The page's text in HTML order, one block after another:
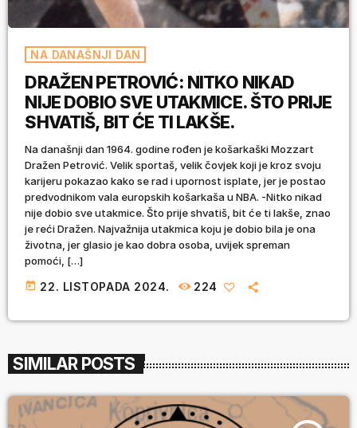
NA DANAŠNJI DAN
DRAŽEN PETROVIĆ: NITKO NIKAD
NIJE DOBIO SVE UTAKMICE. ŠTO PRIJE
SHVATIŠ, BIT ĆE TI LAKŠE.
Na današnji dan 1964. godine rođen je košarkaški Mozzart
Dražen Petrović. Velik sportaš, velik čovjek koji je kroz svoju
karijeru pokazao kako se rad i upornost isplate, jer je postao
predvodnikom vala europskih košarkaša u NBA. -Nitko nikad
nije dobio sve utakmice. Što prije shvatiš, bit će ti lakše, znao
je reći Dražen. Najvažnija utakmica koju je dobio bila je ona
životna, jer glasio je kao dobra osoba, uvijek spreman
pomoći, […]
today 22. LISTOPADA 2024. 224
SIMILAR POSTS